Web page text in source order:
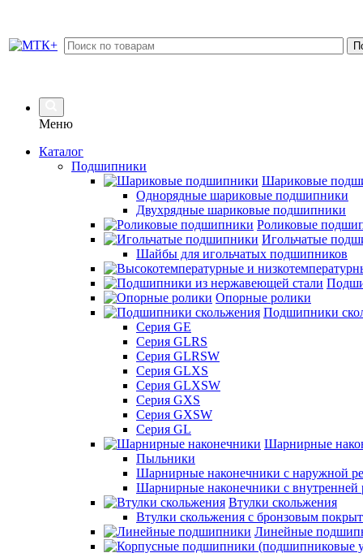
Меню
Каталог
Подшипники
Шариковые
Однорядные шариковые подшипники
Двухрядные шариковые подшипники
Роликовые
Игольчатые
Шайбы для игольчатых подшипников
Опорные ролики
Подшипники
Серия GE
Серия GLRS
Серия GLRSW
Серия GLXS
Серия GLXSW
Серия GXS
Серия GXSW
Серия GL
Шарнирные
Пыльники
Шарнирные наконечники с наружной
Шарнирные наконечники с внутренней
Втулки скольжения
Втулки скольжения с бронзовым
Линейные